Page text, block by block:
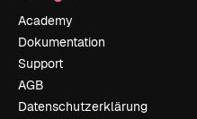
Academy
Dokumentation
Support
AGB
Datenschutzerklärung